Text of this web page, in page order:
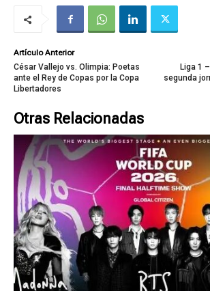
Artículo Anterior
César Vallejo vs. Olimpia: Poetas
ante el Rey de Copas por la Copa
Libertadores
Liga 1
segunda
Otras Relacionadas